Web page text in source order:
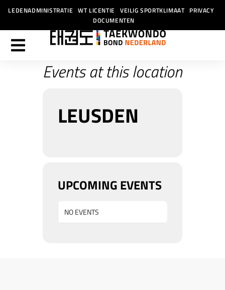
LEDENADMINISTRATIE WT LICENTIE VEILIG SPORTKLIMAAT PRIVACY
DOCUMENTEN
Events at this location
LEUSDEN
UPCOMING EVENTS
NO EVENTS